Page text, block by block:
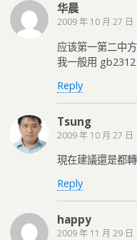
华晨
2009 年 10 月 27 日
应该第一第二中
我一般用
Reply
Tsung
2009 年 10 月 27 日
現在建議還是都
Reply
happy
2009 年 11 月 29 日